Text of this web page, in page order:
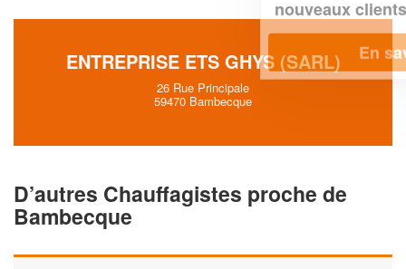
ENTREPRISE ETS GHYS (SARL)
26 Rue Principale
59470 Bambecque
D’autres Chauffagistes proche de
Bambecque
En savoir plus